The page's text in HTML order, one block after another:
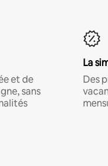
et de
sans
La
Des